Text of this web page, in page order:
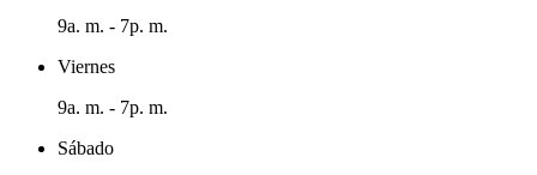
9a. m. - 7p. m.
Viernes
9a. m. - 7p. m.
Sábado